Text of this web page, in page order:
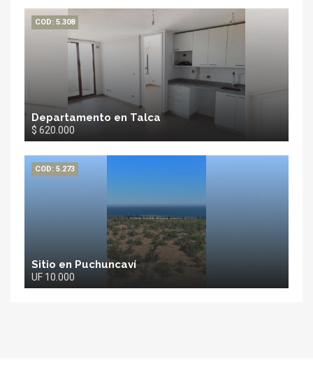
COD: 5.308
Departamento en Talca
$ 620.000
COD: 5.273
Sitio en Puchuncaví
UF 10.000